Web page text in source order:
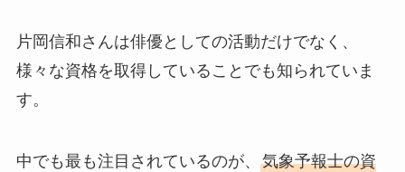
片岡信和さんは俳優としての活動だけでなく、
様々な資格を取得していることでも知られていま
す。
中でも最も注目されているのが、 気象予報士の資